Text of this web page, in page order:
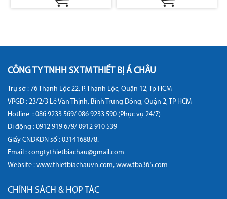
CÔNG TY TNHH SX TM THIẾT BỊ Á CHÂU
Trụ sở : 76 Thạnh Lộc 22, P. Thạnh Lộc, Quận 12, Tp HCM
VPGD : 23/2/3 Lê Văn Thịnh, Bình Trưng Đông, Quận 2, TP HCM
Hotline : 086 9233 569/ 086 9233 590 (Phục vụ 24/7)
Di động : 0912 919 679/ 0912 910 539
Giấy CNĐKDN số : 0314168878.
Email : congtythietbiachau@gmail.com
Website : www.thietbiachauvn.com, www.tba365.com
CHÍNH SÁCH & HỢP TÁC